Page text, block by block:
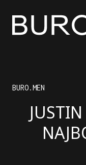
BURO.MEN